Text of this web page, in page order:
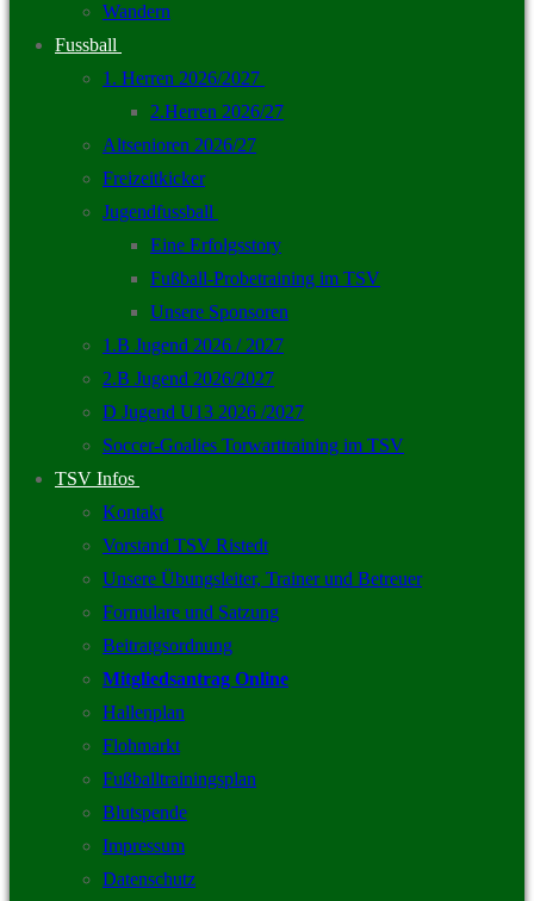
Wandern
Fussball
1. Herren 2026/2027
2.Herren 2026/27
Altsenioren 2026/27
Freizeitkicker
Jugendfussball
Eine Erfolgsstory
Fußball-Probetraining im TSV
Unsere Sponsoren
1.B Jugend 2026 / 2027
2.B Jugend 2026/2027
D Jugend U13 2026 /2027
Soccer-Goalies Torwarttraining im TSV
TSV Infos
Kontakt
Vorstand TSV Ristedt
Unsere Übungsleiter, Trainer und Betreuer
Formulare und Satzung
Beitratgsordnung
Mitgliedsantrag Online
Hallenplan
Flohmarkt
Fußballtrainingsplan
Blutspende
Impressum
Datenschutz